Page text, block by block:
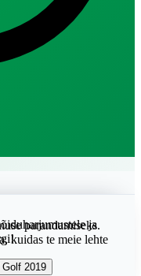
ja
Golf 2019
parandamiseks.
kuidas te meie lehte